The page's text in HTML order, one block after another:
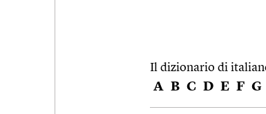
Il dizionario di
A B C D E F G